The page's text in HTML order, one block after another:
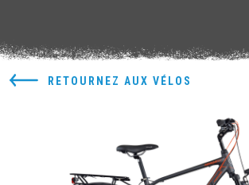
RETOURNEZ AUX VÉLOS